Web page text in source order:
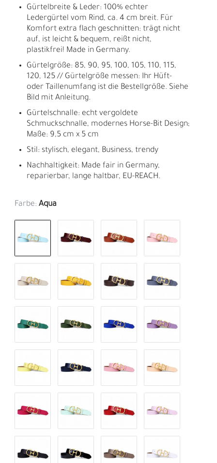
Gürtelbreite & Leder: 100% echter
Ledergürtel vom Rind, ca. 4 cm breit. Für
Komfort extra flach geschnitten: trägt nicht
auf, ist leicht & bequem, reißt nicht,
plastikfrei! Made in Germany.
Gürtelgröße: 85, 90, 95, 100, 105, 110, 115,
120, 125 // Gürtelgröße messen: Ihr Hüft-
oder Taillenumfang ist die Bestellgröße. Siehe
Bild mit Anleitung.
Gürtelschnalle: echt vergoldete
Schmuckschnalle, modernes Horse-Bit Design;
Maße: 9,5 cm x 5 cm
Stil: stylisch, elegant, Business, trendy
Nachhaltigkeit: Made fair in Germany,
reparierbar, lange haltbar, EU-REACH.
Farbe: Aqua